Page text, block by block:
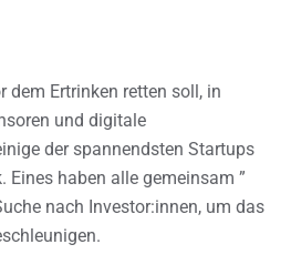
dem Ertrinken retten soll, in
und digitale
der spannendsten Startups
Eines haben alle gemeinsam ”
nach Investor:innen, um das